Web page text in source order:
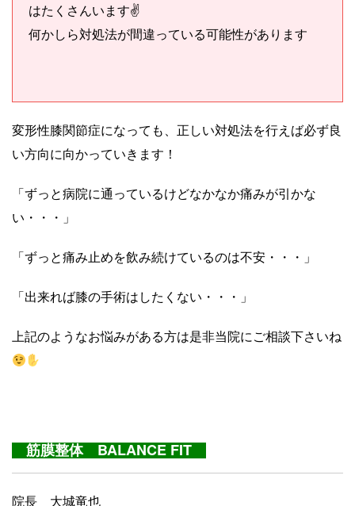
はたくさんいます✌️
何かしら対処法が間違っている可能性があります
変形性膝関節症になっても、正しい対処法を行えば必ず良
い方向に向かっていきます！
「ずっと病院に通っているけどなかなか痛みが引かな
い・・・」
「ずっと痛み止めを飲み続けているのは不安・・・」
「出来れば膝の手術はしたくない・・・」
上記のようなお悩みがある方は是非当院にご相談下さいね
筋膜整体 BALANCE FIT
院長 大城竜也